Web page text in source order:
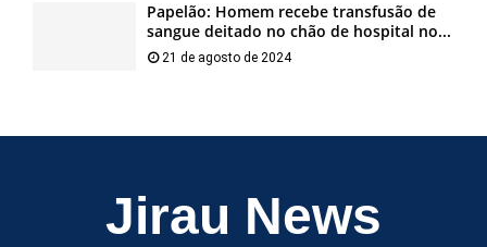
Papelão: Homem recebe transfusão de
sangue deitado no chão de hospital no...
21 de agosto de 2024
Jirau News